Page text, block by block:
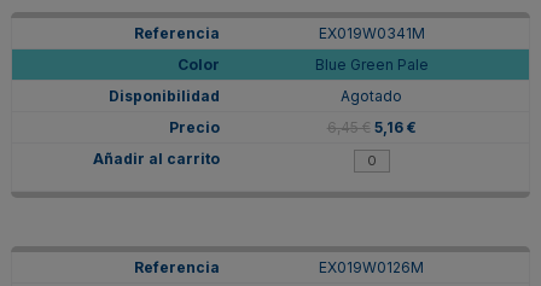
EX019W0341M
Blue Green Pale
Agotado
6,45 € 5,16 €
EX019W0126M